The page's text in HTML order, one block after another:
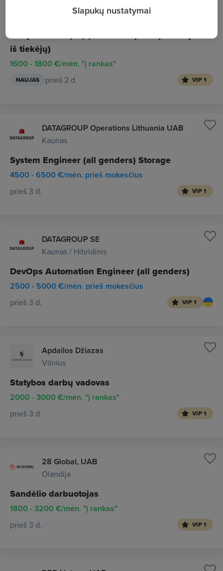
iš tiekėjų)
1600 - 1800 €/mėn. "į rankas"
NAUJAS prieš 2 d. VIP 1
DATAGROUP Operations Lithuania UAB
Kaunas
System Engineer (all genders) Storage
4500 - 6500 €/mėn. prieš mokesčius
prieš 3 d. VIP 1
DATAGROUP SE
Kaunas / Hibridinis
DevOps Automation Engineer (all genders)
2500 - 5000 €/mėn. prieš mokesčius
prieš 3 d. VIP 1
Apdailos Džiazas
Vilnius
Statybos darbų vadovas
2000 - 3000 €/mėn. "į rankas"
prieš 3 d. VIP 1
28 Global, UAB
Olandija
Sandėlio darbuotojas
1800 - 3200 €/mėn. "į rankas"
prieš 3 d. VIP 1
Slapukų nustatymai